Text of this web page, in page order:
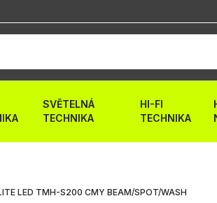
SVĚTELNÁ
TECHNIKA
HI-FI
TECHNIKA
LED TMH-S200 CMY BEAM/SPOT/WASH